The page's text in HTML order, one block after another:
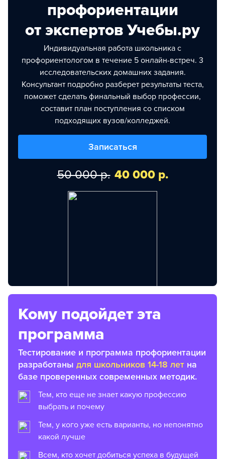
профориентации
от экспертов Учебы.ру
Индивидуальная работа школьника с
профориентологом в течение 5 онлайн-встреч. 3
исследовательских домашних задания.
Консультант подробно разберет результаты теста,
поможет сделать финальный выбор профессии,
составит план поступления со списком
подходящих вузов/колледжей.
Записаться
50 000 р. 40 000 р.
Кому подойдет эта
программа
Тестирование и программа профориентации
разработаны для школьников 14-18 лет на
базе проверенных современных методик.
Тем, кто еще не знает какую профессию
выбрать и почему
Тем, у кого уже есть варианты, но непонятно
какой лучше
Всем, кто хочет добиться успеха в будущей